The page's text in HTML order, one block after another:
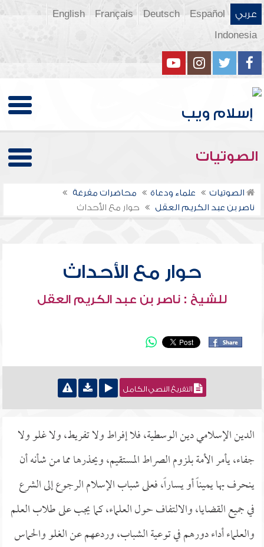
عربي Español
Deutsch
Français
English
Indonesia
الصوتيات
الصوتيات علماء ودعاة
محاضرات مفرغة
ناصر بن عبد الكريم العقل
حوار مع الأحداث
حوار مع الأحداث
للشيخ : ناصر بن عبد الكريم العقل
التفريغ النصي الكامل
الدين الإسلامي دين الوسطية، فلا إفراط ولا تفريط، ولا غلو ولا
جفاء، يأمر الأمة بلزوم الصراط المستقيم، ويحذرها مما من شأنه أن
ينحرف بها يميناً أو يساراً، فعلى شباب الإسلام الرجوع إلى الشرع
في جميع القضايا، والالتفاف حول العلماء، كما يجب على طلاب العلم
والعلماء أداء دورهم في توعية الشباب، وردعهم عن الغلو والحماس